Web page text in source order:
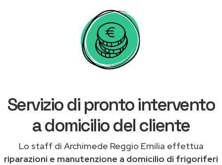
Servizio di pronto intervento
a domicilio del cliente
Lo staff di Archimede Reggio Emilia effettua
riparazioni e manutenzione a domicilio di frigoriferi